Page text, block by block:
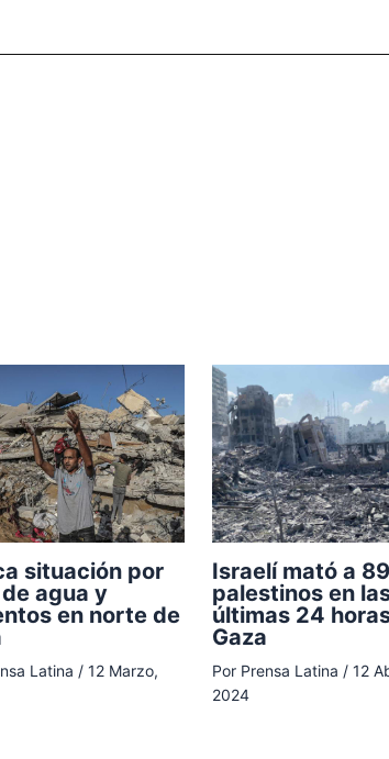
situación por
agua y
en norte de
Latina / 12 Marzo,
Israelí mató a 89
palestinos en
últimas 24
Gaza
Por Prensa Latina / 12
2024